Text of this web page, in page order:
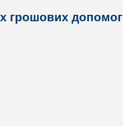
грошових допомог